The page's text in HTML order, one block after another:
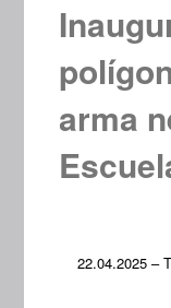
arma
22.04.2025 –